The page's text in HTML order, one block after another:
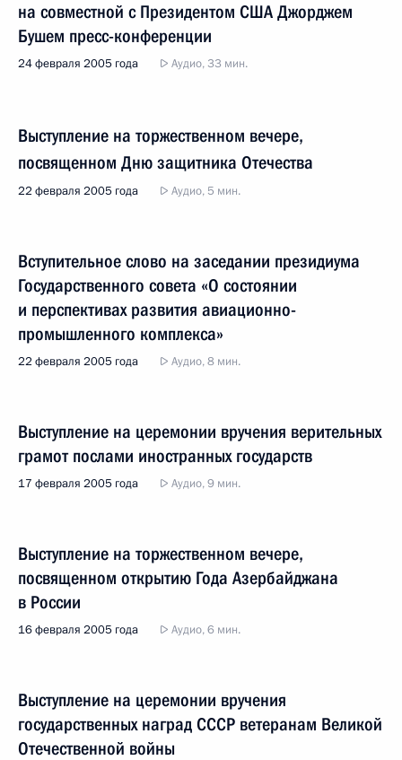
на совместной с Президентом США Джорджем
Бушем пресс-конференции
24 февраля 2005 года Аудио, 33 мин.
Выступление на торжественном вечере,
посвященном Дню защитника Отечества
22 февраля 2005 года Аудио, 5 мин.
Вступительное слово на заседании президиума
Государственного совета «О состоянии
и перспективах развития авиационно-
промышленного комплекса»
22 февраля 2005 года Аудио, 8 мин.
Выступление на церемонии вручения верительных
грамот послами иностранных государств
17 февраля 2005 года Аудио, 9 мин.
Выступление на торжественном вечере,
посвященном открытию Года Азербайджана
в России
16 февраля 2005 года Аудио, 6 мин.
Выступление на церемонии вручения
государственных наград СССР ветеранам Великой
Отечественной войны